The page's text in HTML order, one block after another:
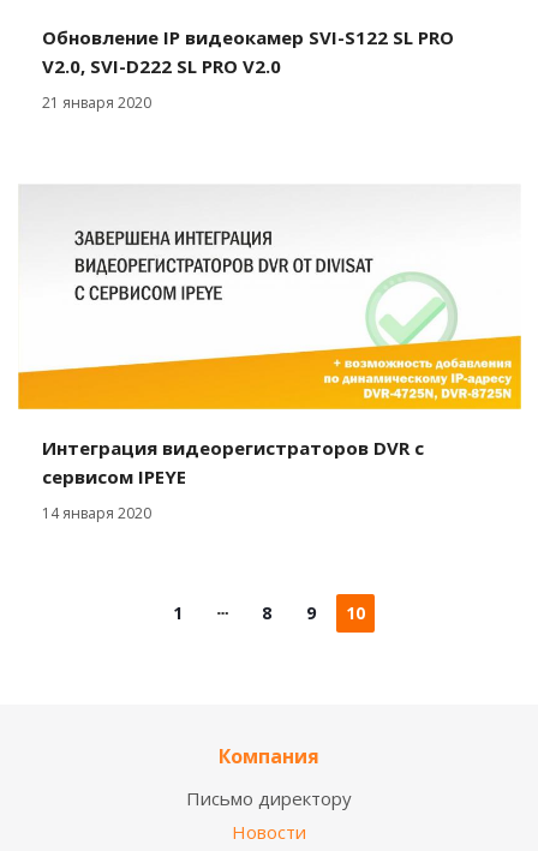
Обновление IP видеокамер SVI-S122 SL PRO
V2.0, SVI-D222 SL PRO V2.0
21 января 2020
Интеграция видеорегистраторов DVR с
сервисом IPEYE
14 января 2020
1 8 9 10
Компания
Письмо директору
Новости